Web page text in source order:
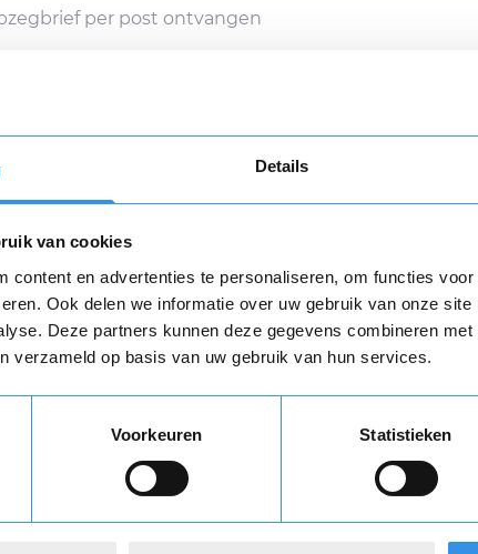
Details
van cookies
content en advertenties te personaliseren, om functies
Ook delen we informatie over uw gebruik van onze
Deze partners kunnen deze gegevens combineren
verzameld op basis van uw gebruik van hun services.
Voorkeuren Statistieken
per post ontvangen
Verstuur mijn opzegging (€ 9,95)
verstuur dan ga ik akkoord met een eenmalige
review over 123opzeggen